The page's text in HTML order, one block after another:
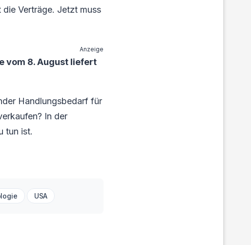
Verträge. Jetzt muss
Anzeige
vom 8. August liefert
Handlungsbedarf für
In der
tun ist.
USA